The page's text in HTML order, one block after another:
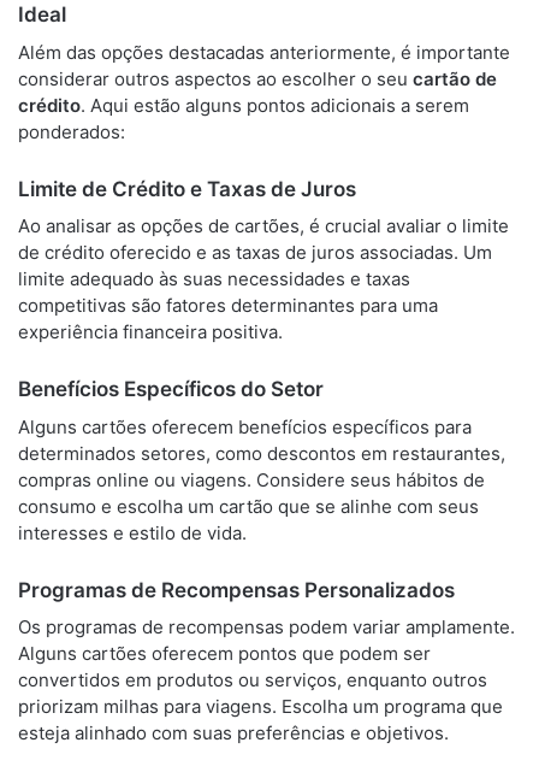
Ideal
Além das opções destacadas anteriormente, é importante
considerar outros aspectos ao escolher o seu cartão de
crédito. Aqui estão alguns pontos adicionais a serem
ponderados:
Limite de Crédito e Taxas de Juros
Ao analisar as opções de cartões, é crucial avaliar o limite
de crédito oferecido e as taxas de juros associadas. Um
limite adequado às suas necessidades e taxas
competitivas são fatores determinantes para uma
experiência financeira positiva.
Benefícios Específicos do Setor
Alguns cartões oferecem benefícios específicos para
determinados setores, como descontos em restaurantes,
compras online ou viagens. Considere seus hábitos de
consumo e escolha um cartão que se alinhe com seus
interesses e estilo de vida.
Programas de Recompensas Personalizados
Os programas de recompensas podem variar amplamente.
Alguns cartões oferecem pontos que podem ser
convertidos em produtos ou serviços, enquanto outros
priorizam milhas para viagens. Escolha um programa que
esteja alinhado com suas preferências e objetivos.